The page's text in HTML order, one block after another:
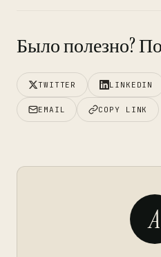
Было полезно?
TWITTER LINKEDIN
EMAIL COPY LINK
A